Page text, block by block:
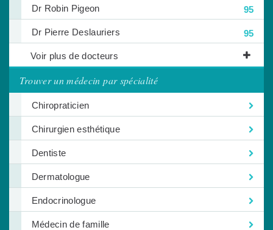
Dr Robin Pigeon 95
Dr Pierre Deslauriers 95
Voir plus de docteurs
Trouver un médecin par spécialité
Chiropraticien
Chirurgien esthétique
Dentiste
Dermatologue
Endocrinologue
Médecin de famille